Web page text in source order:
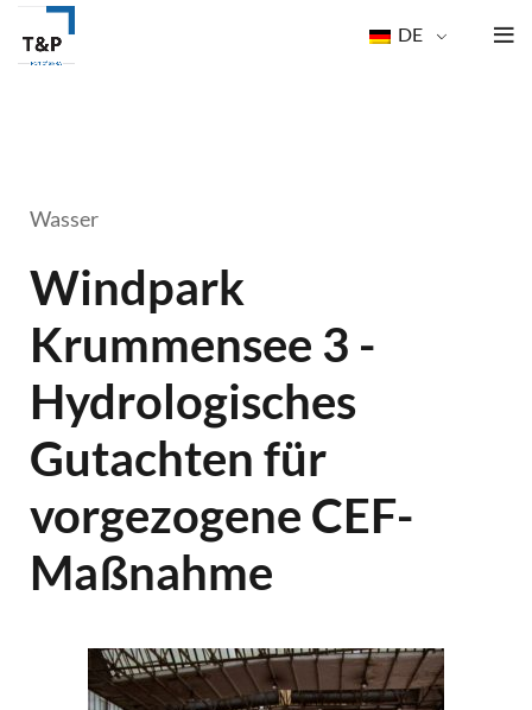
DE
Wasser
Windpark
Krummensee 3 -
Hydrologisches
Gutachten für
vorgezogene CEF-
Maßnahme